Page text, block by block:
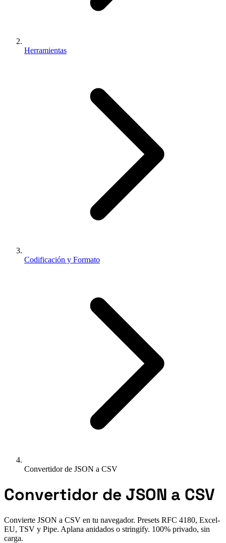
Herramientas
Codificación y Formato
Convertidor de JSON a CSV
Convertidor de JSON a CSV
Convierte JSON a CSV en tu navegador. Presets RFC 4180, Excel-
EU, TSV y Pipe. Aplana anidados o stringify. 100% privado, sin
carga.